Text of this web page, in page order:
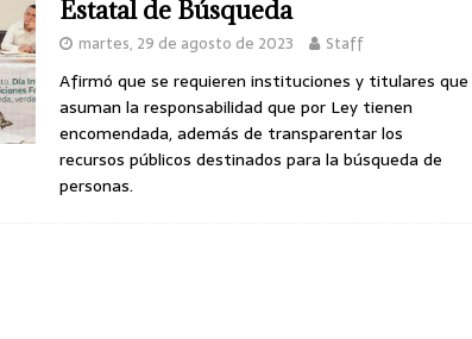
Estatal de Búsqueda
martes, 29 de agosto de 2023 Staff
Afirmó que se requieren instituciones y titulares que
asuman la responsabilidad que por Ley tienen
encomendada, además de transparentar los
recursos públicos destinados para la búsqueda de
personas.